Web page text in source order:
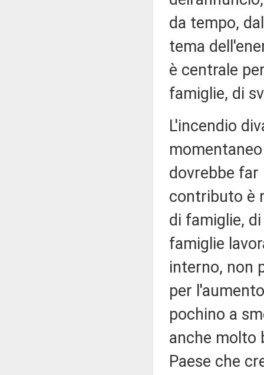
da tempo,
tema
è centrale
famiglie, di
L'incendio
dovrebbe
contributo è
di famiglie,
famiglie
interno, non
per
pochino a
anche molto
Paese che